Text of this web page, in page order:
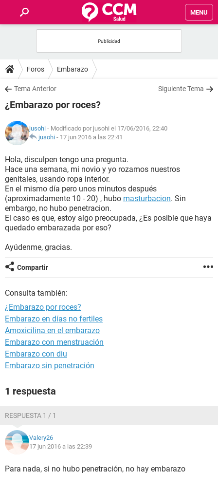
MENU
FOROS
SALUD
FAMILIA
NUTRICIÓN
BIENESTAR
SEXUALIDAD
GLOSARIO
Foros Embarazo
Tema Anterior Siguiente Tema
¿Embarazo por roces?
jusohi - Modificado por jusohi el 17/06/2016, 22:40
jusohi - 17 jun 2016 a las 22:41
Hola, disculpen tengo una pregunta.
Hace una semana, mi novio y yo rozamos nuestros
genitales, usando ropa interior.
En el mismo día pero unos minutos después
(aproximadamente 10 - 20) , hubo masturbacion. Sin
embargo, no hubo penetracion.
El caso es que, estoy algo preocupada, ¿Es posible que haya
quedado embarazada por eso?
Ayúdenme, gracias.
Compartir
Consulta también:
¿Embarazo por roces?
Embarazo en días no fertiles
Amoxicilina en el embarazo
Embarazo con menstruación
Embarazo con diu
Embarazo sin penetración
1 respuesta
RESPUESTA 1 / 1
Valery26
17 jun 2016 a las 22:39
Para nada, si no hubo penetración, no hay embarazo